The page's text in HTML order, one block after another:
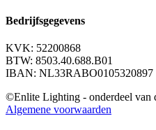
Bedrijfsgegevens
KVK: 52200868
BTW: 8503.40.688.B01
IBAN: NL33RABO0105320897
©Enlite Lighting - onderdeel van
Algemene voorwaarden